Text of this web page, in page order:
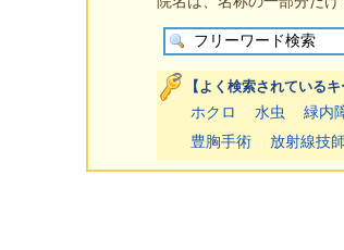
【よく検索されているキ
ホクロ 水虫 緑内
豊胸手術
放射線技師